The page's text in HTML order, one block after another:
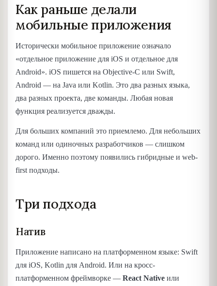
Как раньше делали
мобильные приложения
Исторически мобильное приложение означало
«отдельное приложение для iOS и отдельное для
Android». iOS пишется на Objective-C или Swift,
Android — на Java или Kotlin. Это два разных языка,
два разных проекта, две команды. Любая новая
функция реализуется дважды.
Для больших компаний это приемлемо. Для небольших
команд или одиночных разработчиков — слишком
дорого. Именно поэтому появились гибридные и web-
first подходы.
Три подхода
Натив
Приложение написано на платформенном языке: Swift
для iOS, Kotlin для Android. Или на кросс-
платформенном фреймворке — React Native или